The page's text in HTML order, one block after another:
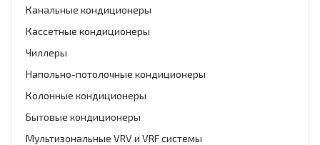
Климатическая техника
Встраиваемая техника
Мелкая бытовая техника
Инструменты и техника
Встраиваемая техника
Крупнобытовая техника
Мелкая бытовая техника
Канальные кондиционеры
Кассетные кондиционеры
Чиллеры
Напольно-потолочные кондиционеры
Колонные кондиционеры
Бытовые кондиционеры
Мультизональные VRV и VRF системы